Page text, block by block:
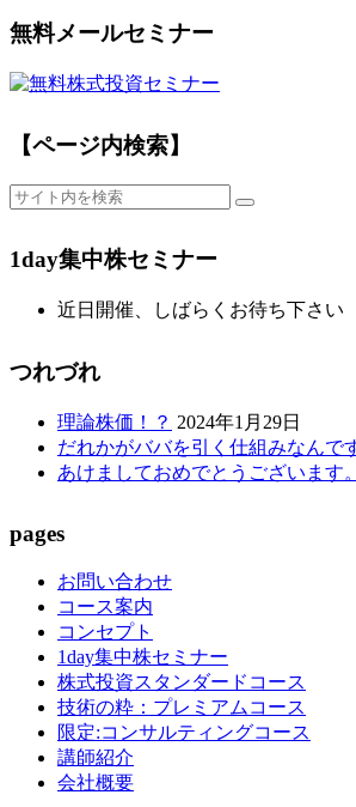
無料メールセミナー
【ページ内検索】
1day集中株セミナー
近日開催、しばらくお待ち下さい
つれづれ
理論株価！？ 2024年1月29日
だれかがババを引く仕組みなんで
あけましておめでとうございます。
pages
お問い合わせ
コース案内
コンセプト
1day集中株セミナー
株式投資スタンダードコース
技術の粋：プレミアムコース
限定:コンサルティングコース
講師紹介
会社概要